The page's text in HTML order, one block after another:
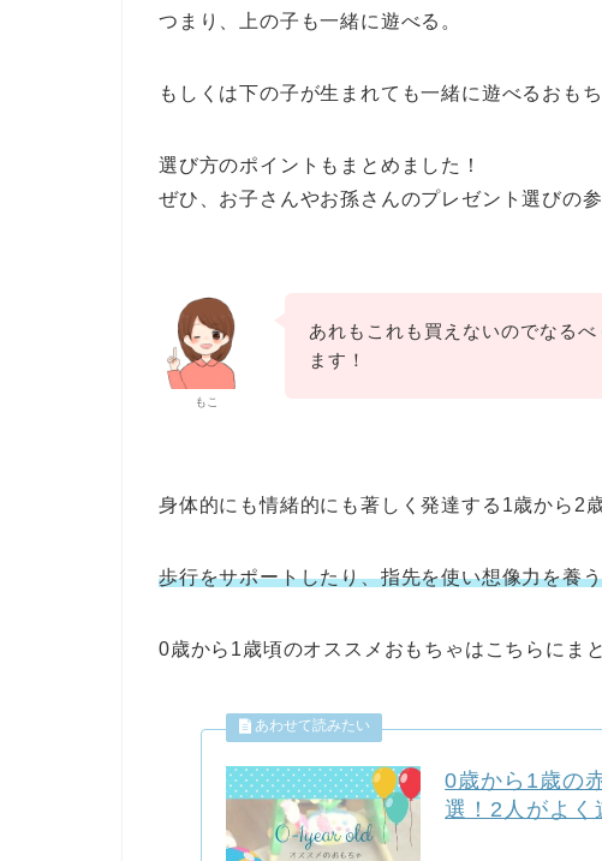
つまり、上の子も一緒に遊べる。
もしくは下の子が生まれても一緒に遊べるおもち
選び方のポイントもまとめました！
ぜひ、お子さんやお孫さんのプレゼント選びの
もこ
あれもこれも買えないのでなる
ます！
身体的にも情緒的にも著しく発達する1歳から2歳
歩行をサポートしたり、指先を使い想像力を養
0歳から1歳頃のオススメおもちゃはこちらにま
0歳から1歳の
選！2人がよく